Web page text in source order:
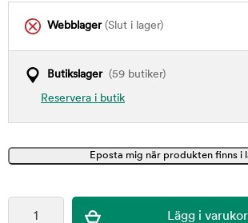
Webblager(Slut i lager)
Butikslager(59 butiker)
Reservera i butik